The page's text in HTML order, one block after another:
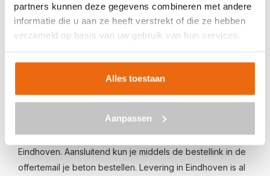
partners kunnen deze gegevens combineren met andere
informatie die u aan ze heeft verstrekt of die ze hebben
verzameld op basis van uw gebruik van hun services.
Alles toestaan
Aanpassen
Ben je op zoek naar een leverancier bij jou in de buurt die
goedkoop beton kan storten in Eindhoven? Dan ben je bij
ons aan het juiste adres. Wij bezorgen kant-en-klaar
in Eindhoven bestellen is eenvoudig: vraag vrijblijvend
m3, het type beton, de optionele keuze voor
een betonpomp en je e-mailadres in en ontvang binnen
enkele seconden een gerichte prijs per e-mail voor
Eindhoven. Aansluitend kun je middels de bestellink in de
offertemail je beton bestellen. Levering in Eindhoven is al